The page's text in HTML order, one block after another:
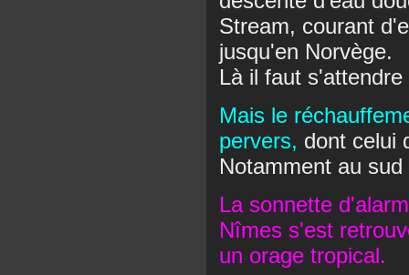
Stream, courant
jusqu'en Norvège.
Là il faut
Mais le
pervers, dont celui
Notamment au
La sonnette
Nîmes s'est
un orage tropical.